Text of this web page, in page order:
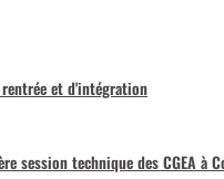
rentrée et d'intégration
session technique des CGEA à